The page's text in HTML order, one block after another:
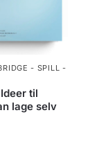
- SPILL -
til
lage selv